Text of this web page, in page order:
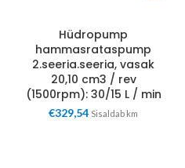
Hüdropump
hammasrataspump
2.seeria.seeria, vasak
20,10 cm3 / rev
(1500rpm): 30/15 L / min
€329,54 Sisaldab km